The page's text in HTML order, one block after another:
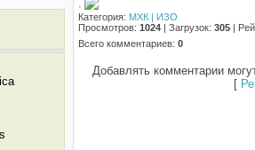
·
Категория: МХК | ИЗО
Просмотров: 1024 | Загрузок: 305 |
Всего комментариев: 0
Добавлять комментарии
[